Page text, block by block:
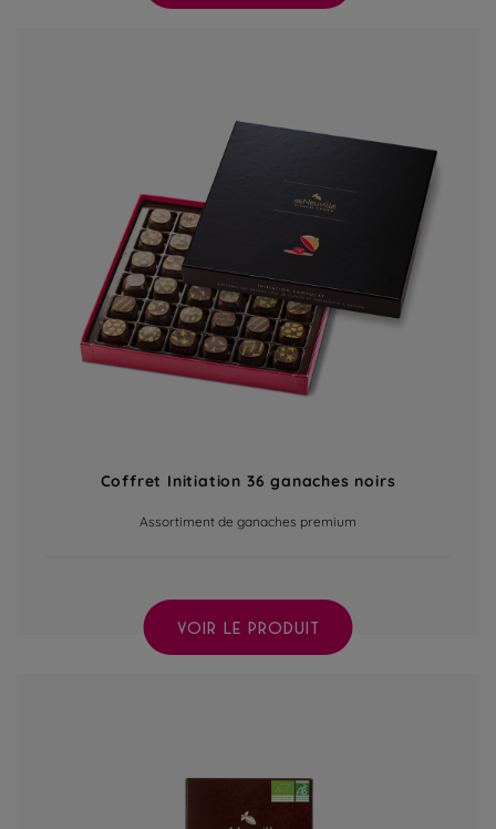
Coffret Initiation 36 ganaches noirs
Assortiment de ganaches premium
VOIR LE PRODUIT